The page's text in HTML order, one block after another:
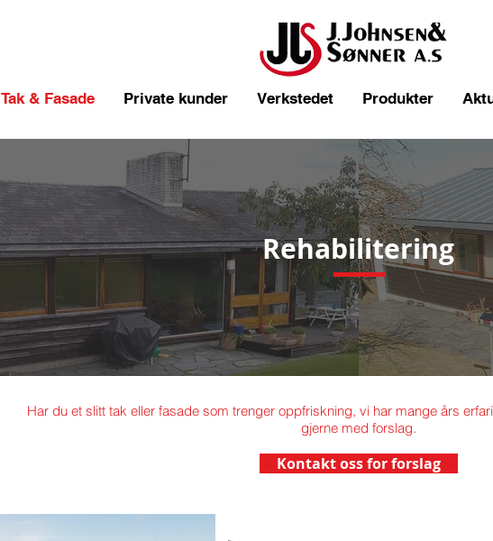
Tak & Fasade Private kunder Verkstedet Produkter
Rehabilitering
Har du et slitt tak eller fasade som trenger oppfriskning, vi har mange års
gjerne med forslag.
Kontakt oss for forslag